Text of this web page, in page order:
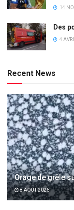
14
Des
4
Recent News
Orage de grêle
8 AOÛT 2026